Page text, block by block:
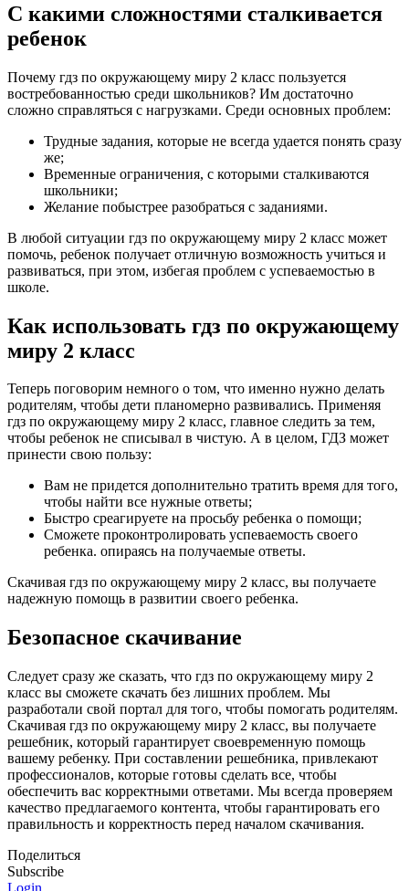
С какими сложностями сталкивается
ребенок
Почему гдз по окружающему миру 2 класс пользуется
востребованностью среди школьников? Им достаточно
сложно справляться с нагрузками. Среди основных проблем:
Трудные задания, которые не всегда удается понять сразу
же;
Временные ограничения, с которыми сталкиваются
школьники;
Желание побыстрее разобраться с заданиями.
В любой ситуации гдз по окружающему миру 2 класс может
помочь, ребенок получает отличную возможность учиться и
развиваться, при этом, избегая проблем с успеваемостью в
школе.
Как использовать гдз по окружающему
миру 2 класс
Теперь поговорим немного о том, что именно нужно делать
родителям, чтобы дети планомерно развивались. Применяя
гдз по окружающему миру 2 класс, главное следить за тем,
чтобы ребенок не списывал в чистую. А в целом, ГДЗ может
принести свою пользу:
Вам не придется дополнительно тратить время для того,
чтобы найти все нужные ответы;
Быстро среагируете на просьбу ребенка о помощи;
Сможете проконтролировать успеваемость своего
ребенка. опираясь на получаемые ответы.
Скачивая гдз по окружающему миру 2 класс, вы получаете
надежную помощь в развитии своего ребенка.
Безопасное скачивание
Следует сразу же сказать, что гдз по окружающему миру 2
класс вы сможете скачать без лишних проблем. Мы
разработали свой портал для того, чтобы помогать родителям.
Скачивая гдз по окружающему миру 2 класс, вы получаете
решебник, который гарантирует своевременную помощь
вашему ребенку. При составлении решебника, привлекают
профессионалов, которые готовы сделать все, чтобы
обеспечить вас корректными ответами. Мы всегда проверяем
качество предлагаемого контента, чтобы гарантировать его
правильность и корректность перед началом скачивания.
Поделиться
Subscribe